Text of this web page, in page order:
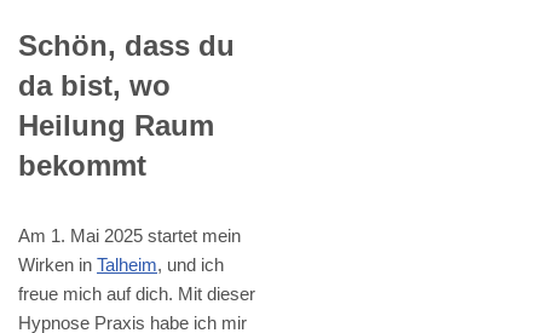
Schön, dass du
da bist, wo
Heilung Raum
bekommt
Am 1. Mai 2025 startet mein
Wirken in Talheim, und ich
freue mich auf dich. Mit dieser
Hypnose Praxis habe ich mir